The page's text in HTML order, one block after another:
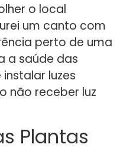
o local
um canto com
perto de uma
a saúde das
luzes
não receber luz
Plantas